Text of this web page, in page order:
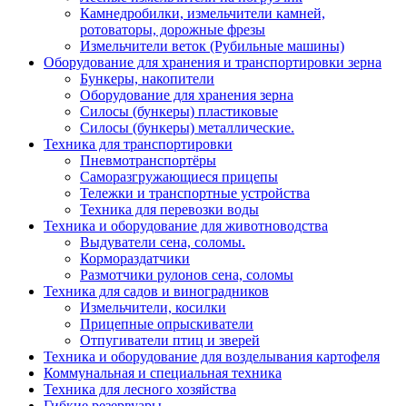
Камнедробилки, измельчители камней,
ротоваторы, дорожные фрезы
Измельчители веток (Рубильные машины)
Оборудование для хранения и транспортировки зерна
Бункеры, накопители
Оборудование для хранения зерна
Силосы (бункеры) пластиковые
Силосы (бункеры) металлические.
Техника для транспортировки
Пневмотранспортёры
Саморазгружающиеся прицепы
Тележки и транспортные устройства
Техника для перевозки воды
Техника и оборудование для животноводства
Выдуватели сена, соломы.
Кормораздатчики
Размотчики рулонов сена, соломы
Техника для садов и виноградников
Измельчители, косилки
Прицепные опрыскиватели
Отпугиватели птиц и зверей
Техника и оборудование для возделывания картофеля
Коммунальная и специальная техника
Техника для лесного хозяйства